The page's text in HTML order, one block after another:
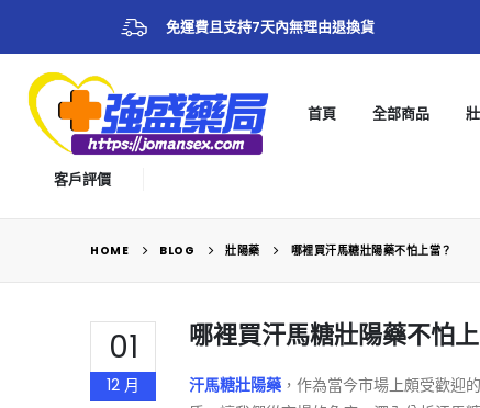
免運費且支持7天內無理由退換貨
首頁 全部商品
客戶評價
HOME BLOG 壯陽藥 哪裡買汗馬糖壯陽藥不怕上當？
01
12 月
哪裡買汗馬糖壯陽藥不怕
汗馬糖壯陽藥 ，作為當今市場上頗受歡迎